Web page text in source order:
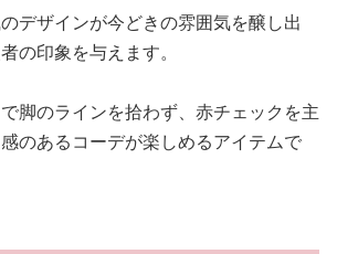
デザインが今どきの雰囲気を醸し出
の印象を与えます。
脚のラインを拾わず、赤チェックを主
のあるコーデが楽しめるアイテムで